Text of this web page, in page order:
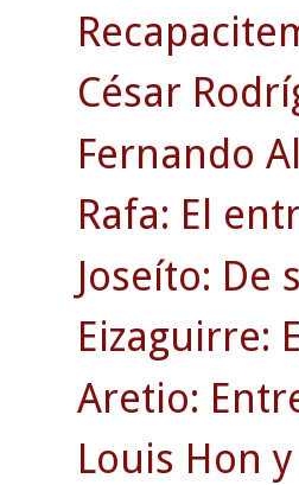
César
Fernando
Rafa: El
Joseíto:
Eizaguirre:
Aretio:
Louis Hon